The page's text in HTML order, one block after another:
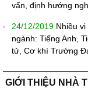
vấn, định hướng
24/12/2019 Nhiều
ngành: Tiếng Anh,
tử, Cơ khí Trường
GIỚI THIỆU NHÀ